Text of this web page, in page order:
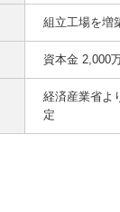
組立工場を増
資本金 2,000
経済産業省よ
定